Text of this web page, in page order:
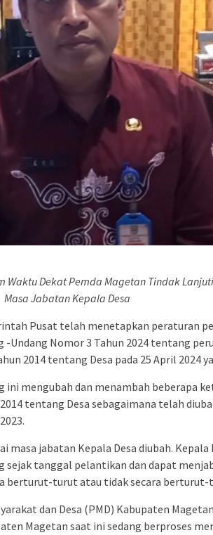
Waktu Dekat Pemda Magetan Tindak
Masa Jabatan Kepala Desa
Pusat telah menetapkan peraturan
Undang Nomor 3 Tahun 2024 tentang
2014 tentang Desa pada 25 April 2024
ini mengubah dan menambah beberapa
tentang Desa sebagaimana telah
masa jabatan Kepala Desa diubah. Kepala
sejak tanggal pelantikan dan dapat
berturut-turut atau tidak secara
dan Desa (PMD) Kabupaten
Magetan saat ini sedang berproses